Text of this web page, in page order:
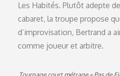
Les Habités. Plutôt adepte
cabaret, la troupe propose
d’improvisation, Bertrand a
comme joueur et arbitre.